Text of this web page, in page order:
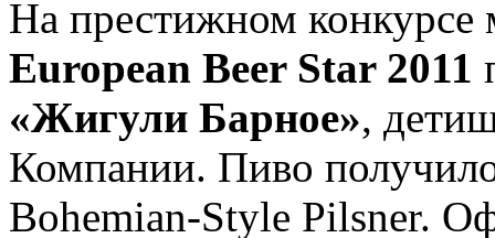
На престижном конкурсе
European Beer Star 2011
«Жигули Барное»,
Компании. Пиво
Bohemian-Style Pilsner.